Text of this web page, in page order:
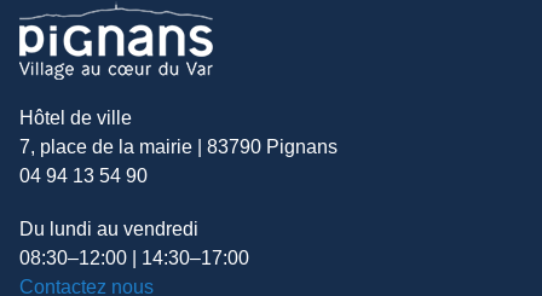
Hôtel de ville
7, place de la mairie | 83790 Pignans
04 94 13 54 90
Du lundi au vendredi
08:30–12:00 | 14:30–17:00
Contactez nous